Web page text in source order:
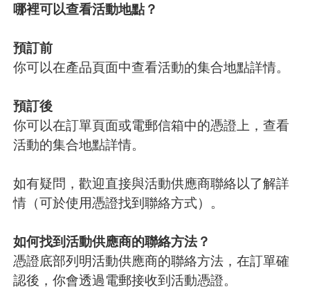
哪裡可以查看活動地點？
預訂前
你可以在產品頁面中查看活動的集合地點詳情。
預訂後
你可以在訂單頁面或電郵信箱中的憑證上，查看
活動的集合地點詳情。
如有疑問，歡迎直接與活動供應商聯絡以了解詳
情（可於使用憑證找到聯絡方式）。
如何找到活動供應商的聯絡方法？
憑證底部列明活動供應商的聯絡方法，在訂單確
認後，你會透過電郵接收到活動憑證。